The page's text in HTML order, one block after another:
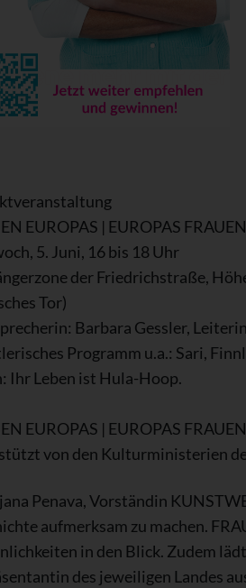
EUROPAS | EUROPAS FRAUEN
5. Juni, 16 bis 18 Uhr
der Friedrichstraße,
Tor)
Barbara Gessler,
Programm u.a.: Sari,
Ihr Leben ist Hula-Hoop.
EUROPAS | EUROPAS
von den Kulturministerien
Penava, Vorständin
aufmerksam zu machen.
in den Blick. Zudem
des jeweiligen Landes